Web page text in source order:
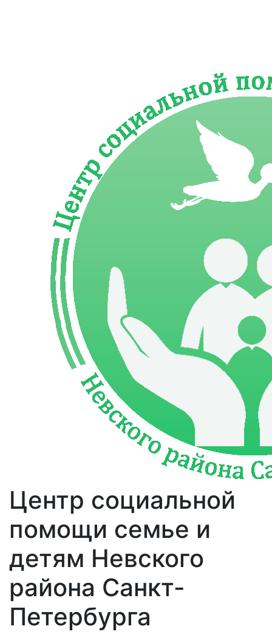
Центр социальной
помощи семье и
детям Невского
района Санкт-
Петербурга